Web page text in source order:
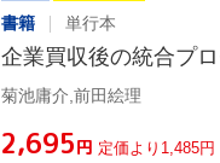
書籍 単行本
企業買収後の統合プ
菊池庸介,前田絵理
¥2,695円 定価より1,485円